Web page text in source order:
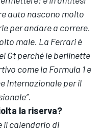
auto nascono molto
per andare a correre.
male. La Ferrari è
Gt perché le berlinette
come la Formula 1 e
Internazionale per il
la riserva?
il calendario di